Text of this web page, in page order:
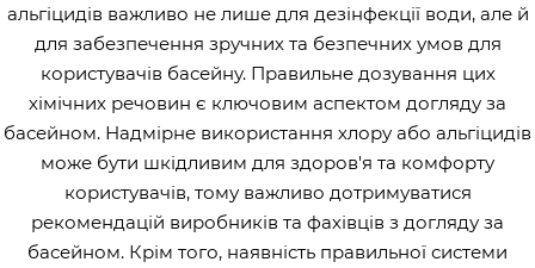
альгіцидів важливо не лише для дезінфекції води, але й
для забезпечення зручних та безпечних умов для
користувачів басейну. Правильне дозування цих
хімічних речовин є ключовим аспектом догляду за
басейном. Надмірне використання хлору або альгіцидів
може бути шкідливим для здоров'я та комфорту
користувачів, тому важливо дотримуватися
рекомендацій виробників та фахівців з догляду за
басейном. Крім того, наявність правильної системи